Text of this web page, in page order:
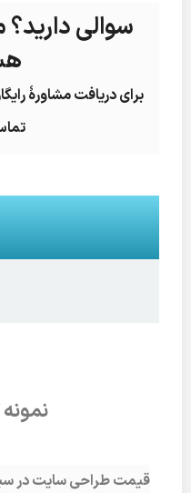
سوالی
برای دریافت مشاورۀ
قیمت طراحی سایت در